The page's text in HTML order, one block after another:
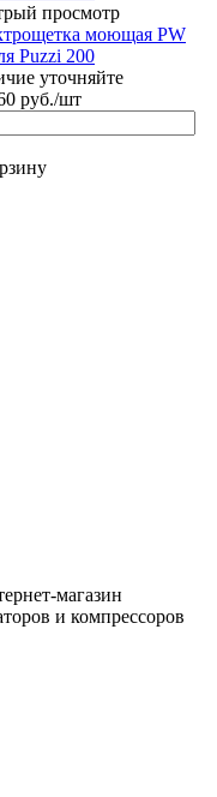
просмотр
моющая PW
Puzzi 200
уточняйте
руб./шт
магазин
и компрессоров